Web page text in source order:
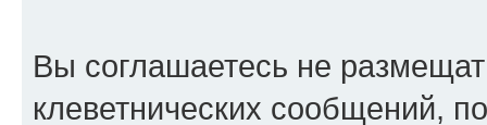
Вы соглашаетесь не
клеветнических сообщений,